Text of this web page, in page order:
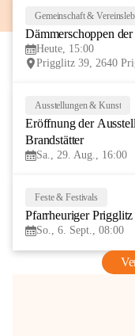
Gemeinschaft &
Dämmerschoppen
Heute, 15:00
Prigglitz 39, 2640
Ausstellungen & Kunst
Eröffnung der
Brandstätter
Sa., 29. Aug., 16:00
Feste & Festivals
Pfarrheuriger Prigglitz
So., 6. Sept., 08:00